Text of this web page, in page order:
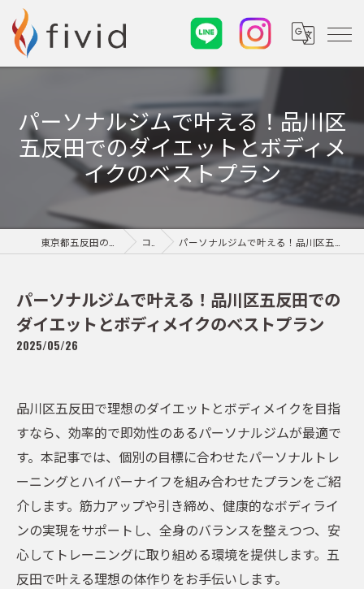
パーソナルジムで叶える！品川区
五反田でのダイエットとボディメ
イクのベストプラン
コラム パーソナルジムで叶える！品川区五反田でのダイエットとボディメイクのベストプラン
パーソナルジムで叶える！品川区五反田での
ダイエットとボディメイクのベストプラン
2025/05/26
品川区五反田で理想のダイエットとボディメイクを目指
すなら、効率的で即効性のあるパーソナルジムが最適で
す。本記事では、個別の目標に合わせたパーソナルトレ
ーニングとハイパーナイフを組み合わせたプランをご紹
介します。筋力アップや引き締め、健康的なボディライ
ンの実現をサポートし、全身のバランスを整えつつ、安
心してトレーニングに取り組める環境を提供します。五
反田で叶える理想の体作りをお手伝いします。